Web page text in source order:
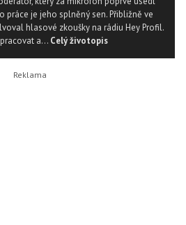
práce je jeho splněný sen. Přibližně ve
hlasové zkoušky na rádiu Hey Profil.
a... Celý životopis